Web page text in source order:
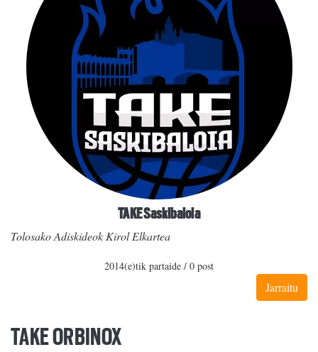
TAKE Saskibaloia
Tolosako Adiskideok Kirol Elkartea
2014(e)tik partaide / 0 post
Jarraitu
TAKE ORBINOX